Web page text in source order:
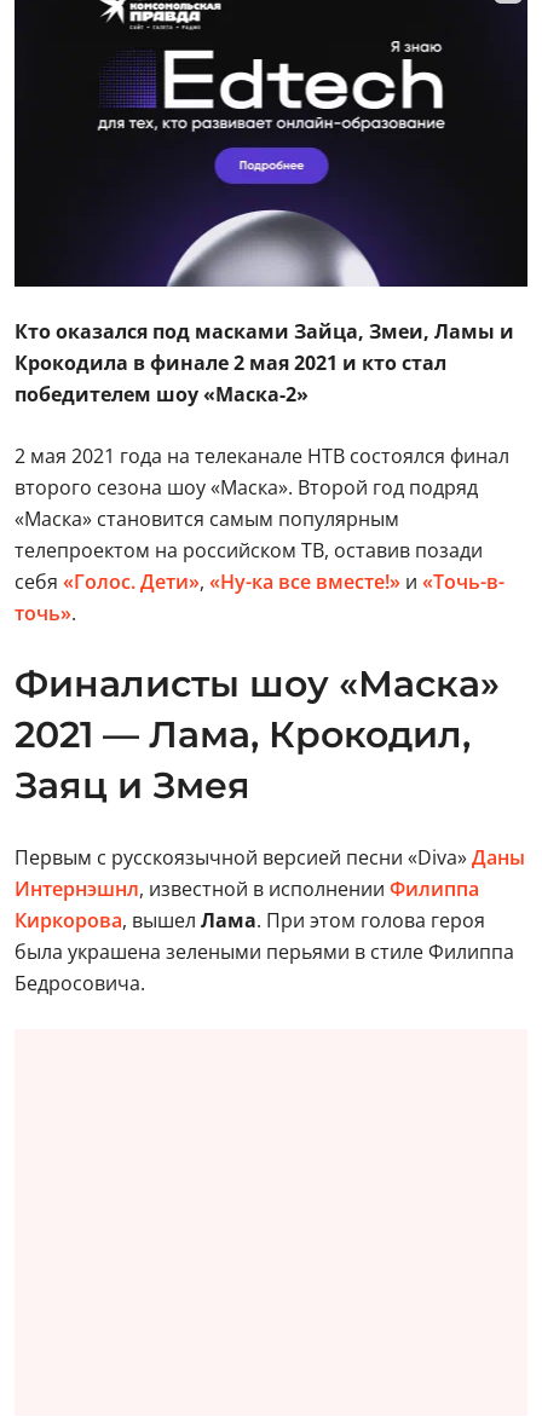
Кто оказался под масками Зайца, Змеи, Ламы и
Крокодила в финале 2 мая 2021 и кто стал
победителем шоу «Маска-2»
2 мая 2021 года на телеканале НТВ состоялся финал
второго сезона шоу «Маска». Второй год подряд
«Маска» становится самым популярным
телепроектом на российском ТВ, оставив позади
себя «Голос. Дети», «Ну-ка все вместе!» и «Точь-в-
точь».
Финалисты шоу «Маска»
2021 — Лама, Крокодил,
Заяц и Змея
Первым с русскоязычной версией песни «Diva»Даны
Интернэшнл, известной в исполнении Филиппа
Киркорова, вышел Лама. При этом голова героя
была украшена зелеными перьями в стиле Филиппа
Бедросовича.